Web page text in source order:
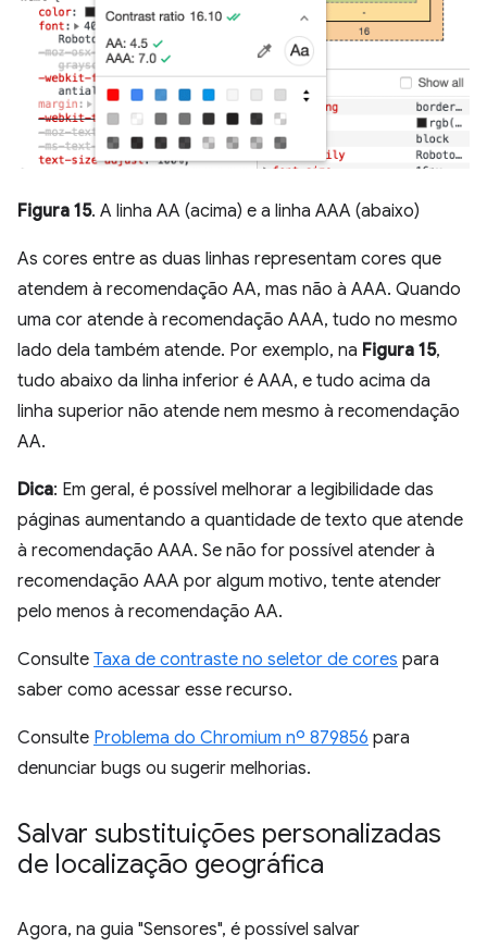
Figura 15. A linha AA (acima) e a linha AAA (abaixo)
As cores entre as duas linhas representam cores que
atendem à recomendação AA, mas não à AAA. Quando
uma cor atende à recomendação AAA, tudo no mesmo
lado dela também atende. Por exemplo, na Figura 15,
tudo abaixo da linha inferior é AAA, e tudo acima da
linha superior não atende nem mesmo à recomendação
AA.
Dica: Em geral, é possível melhorar a legibilidade das
páginas aumentando a quantidade de texto que atende
à recomendação AAA. Se não for possível atender à
recomendação AAA por algum motivo, tente atender
pelo menos à recomendação AA.
Consulte Taxa de contraste no seletor de cores para
saber como acessar esse recurso.
Consulte Problema do Chromium nº 879856 para
denunciar bugs ou sugerir melhorias.
Salvar substituições personalizadas
de localização geográfica
Agora, na guia "Sensores", é possível salvar